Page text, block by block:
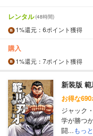
レンタル(48時間)
1%還元 ：6ポイント獲得
購入
1%還元 ：7ポイント獲得
新装版
お得な
ジャック
学が勝つ
闘...もっ